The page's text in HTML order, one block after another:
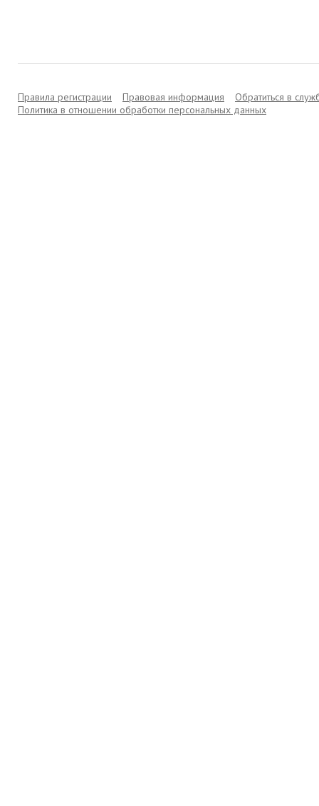
Правила регистрации Правовая информация
Обратиться в
Политика в отношении обработки персональных данных